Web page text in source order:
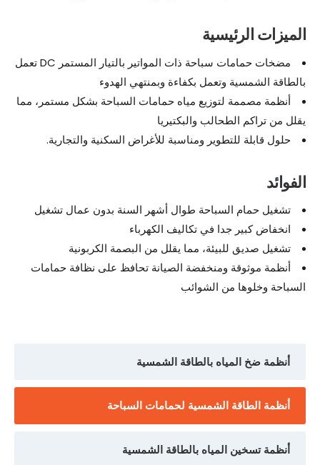
الميزات الرئيسية
مضخات حمامات سباحة ذات المواتير بالتيار المستمر DC تعمل
بالطاقة الشمسية وتعمل بكفاءة وبمنتهي الهدوء
أنظمة مصممة لتوزيع مياه حمامات السباحة بشكل مستمر، مما
يقلل من تراكم الطحالب والبكتيريا
حلول قابلة للتطوير ومناسبة للأغراض السكنية والتجارية.
الفوائد
تشغيل حمام السباحة طوال أشهر السنة بدون عمال تشغيل
انخفاض كبير جدا في تكاليف الكهرباء
تشغيل صديق للبيئة، مما يقلل من البصمة الكربونية
أنظمة موثوقة ومنخفضة الصيانة تحافظ على نظافة حمامات
السباحة وخلوها من الشوائب
أنظمة ضخ المياه بالطاقة الشمسية
أنظمة الطاقة الشمسية لحمامات السباحة
أنظمة تسخين المياه بالطاقة الشمسية